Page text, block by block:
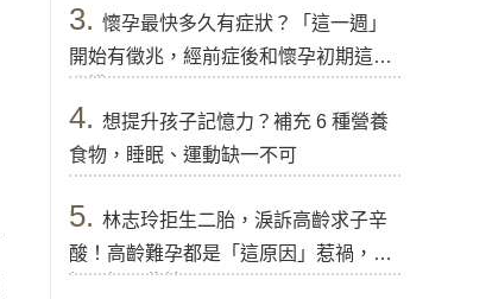
3. 懷孕最快多久有症狀？「這一週」
開始有徵兆，經前症後和懷孕初期這樣
分辨
4. 想提升孩子記憶力？補充 6 種營養
食物，睡眠、運動缺一不可
5. 林志玲拒生二胎，淚訴高齡求子辛
酸！高齡難孕都是「這原因」惹禍，醫
提醒好孕秘訣